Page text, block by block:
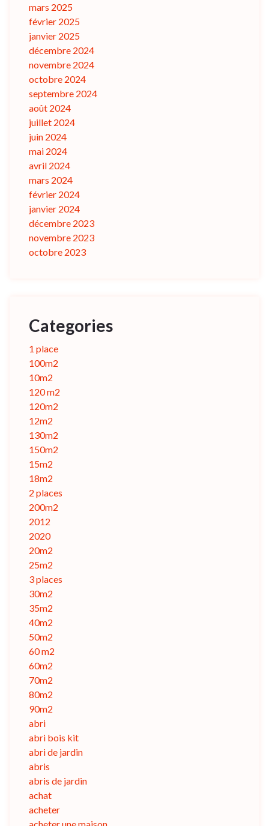
mars 2025
février 2025
janvier 2025
décembre 2024
novembre 2024
octobre 2024
septembre 2024
août 2024
juillet 2024
juin 2024
mai 2024
avril 2024
mars 2024
février 2024
janvier 2024
décembre 2023
novembre 2023
octobre 2023
Categories
1 place
100m2
10m2
120 m2
120m2
12m2
130m2
150m2
15m2
18m2
2 places
200m2
2012
2020
20m2
25m2
3 places
30m2
35m2
40m2
50m2
60 m2
60m2
70m2
80m2
90m2
abri
abri bois kit
abri de jardin
abris
abris de jardin
achat
acheter